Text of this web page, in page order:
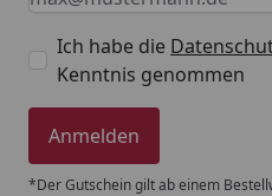
Ich habe die
Kenntnis genommen
Anmelden
*Der Gutschein gilt ab einem